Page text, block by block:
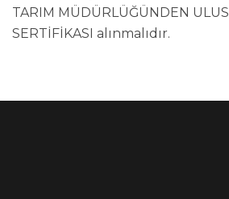
TARIM MÜDÜRLÜĞÜNDEN
SERTİFİKASI alınmalıdır.